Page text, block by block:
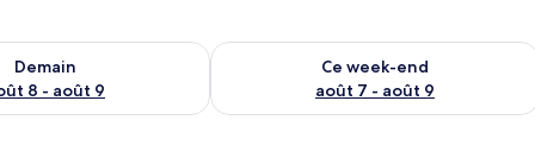
Demain
8 - août 9
pour demain août 8 - août 9
Ce week-end
août 7 - août 9
Vérifier la disponibilité pour ce week-